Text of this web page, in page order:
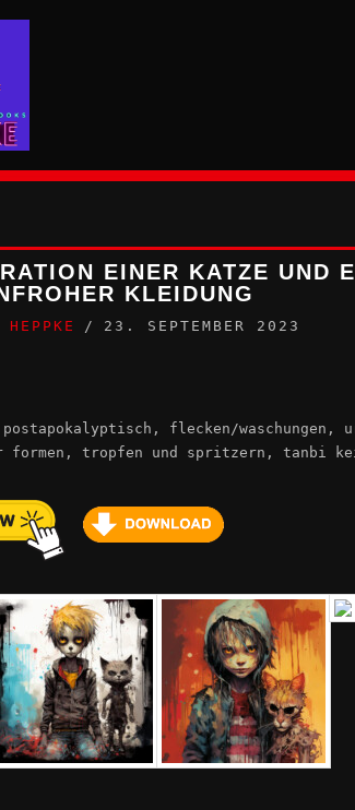
EINER KATZE UND
KLEIDUNG
HEPPKE 23. SEPTEMBER 2023
flecken/waschungen,
formen, tropfen und spritzern, tanbi